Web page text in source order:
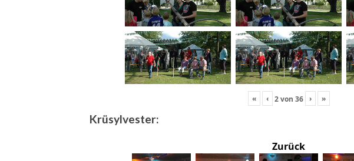
« ‹ 2von 36 › »
Krüsylvester:
Zurück